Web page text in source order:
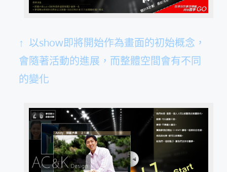
↑ 以show即將開始作為畫面的初始概念，
會隨著活動的進展，而整體空間會有不同
的變化